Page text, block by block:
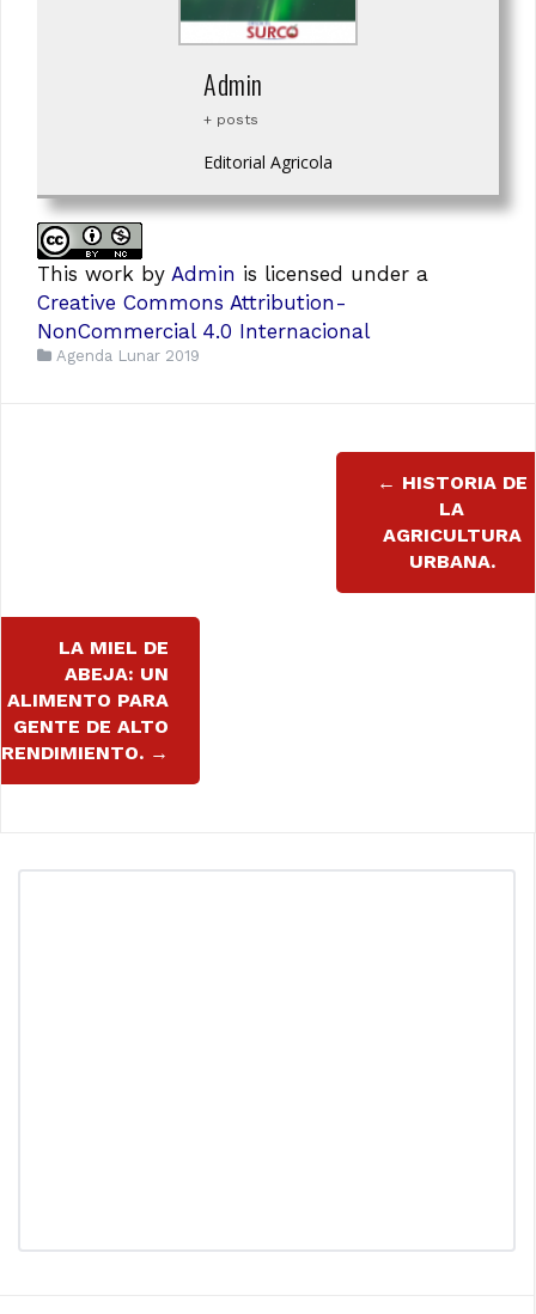
Admin
+ posts
Editorial Agricola
This work by Admin is licensed under a
Creative Commons Attribution-
NonCommercial 4.0 Internacional
Agenda Lunar 2019
← HISTORIA DE
LA
AGRICULTURA
URBANA.
LA MIEL DE
ABEJA: UN
ALIMENTO PARA
GENTE DE ALTO
RENDIMIENTO. →